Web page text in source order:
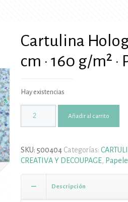
Cartulina
cm · 160 g/m² ·
Hay existencias
Añadir al carrito
SKU: 500404 Categorías:
CREATIVA Y DECOUPAGE,
Descripción